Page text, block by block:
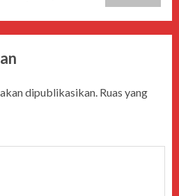
dipublikasikan. Ruas yang